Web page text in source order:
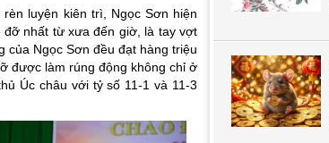
luyện kiên trì, Ngọc Sơn hiện
đỡ nhất từ xưa đến giờ, là tay vợt
của Ngọc Sơn đều đạt hàng triệu
được làm rúng động không chỉ ở
Úc châu với tỷ số 11-1 và 11-3